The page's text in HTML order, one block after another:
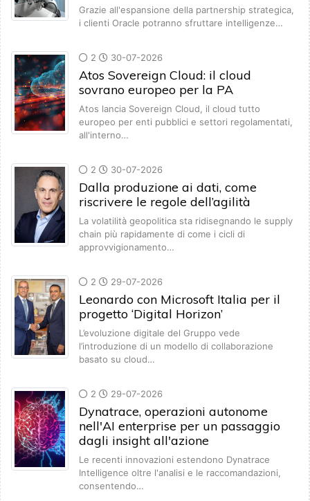
Grazie all'espansione della partnership strategica,
i clienti Oracle potranno sfruttare intelligenze…
2 30-07-2026
Atos Sovereign Cloud: il cloud
sovrano europeo per la PA
Atos lancia Sovereign Cloud, il cloud tutto
europeo per enti pubblici e settori regolamentati,
all'interno…
2 30-07-2026
Dalla produzione ai dati, come
riscrivere le regole dell’agilità
La volatilità geopolitica sta ridisegnando le supply
chain più rapidamente di come i cicli di
approvvigionamento…
2 29-07-2026
Leonardo con Microsoft Italia per il
progetto ‘Digital Horizon’
L’evoluzione digitale del Gruppo vede
l’introduzione di un modello di collaborazione
basato su cloud…
2 29-07-2026
Dynatrace, operazioni autonome
nell'AI enterprise per un passaggio
dagli insight all'azione
Le recenti innovazioni estendono Dynatrace
Intelligence oltre l'analisi e le raccomandazioni,
consentendo…